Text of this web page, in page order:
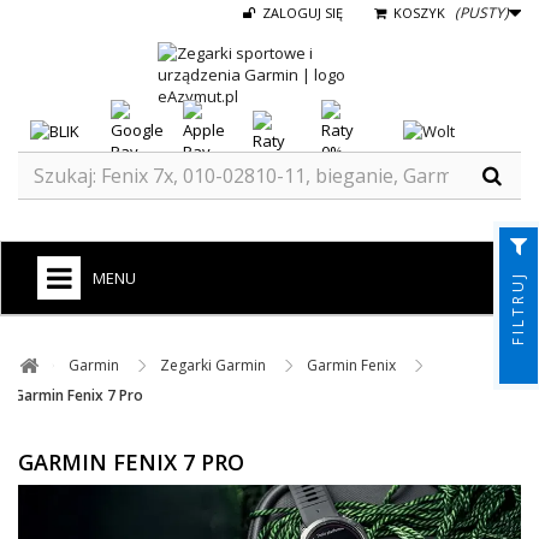
KOSZYK (PUSTY)
ZALOGUJ SIĘ
MENU
ZEGARKI DO BIEGANIA
+
Garmin ​ Zegarki Garmin ​
Garmin Fenix ​
Garmin Fenix 7 Pro
GARMIN FENIX 7 PRO
FILTRUJ